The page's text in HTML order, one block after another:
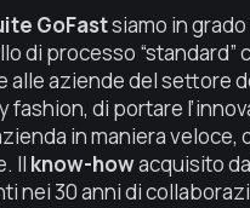
GoFastsiamo in
di processo “standard”
alle aziende del settore
fashion, di portare
in maniera veloce,
Il know-howacquisito
nei 30 anni di